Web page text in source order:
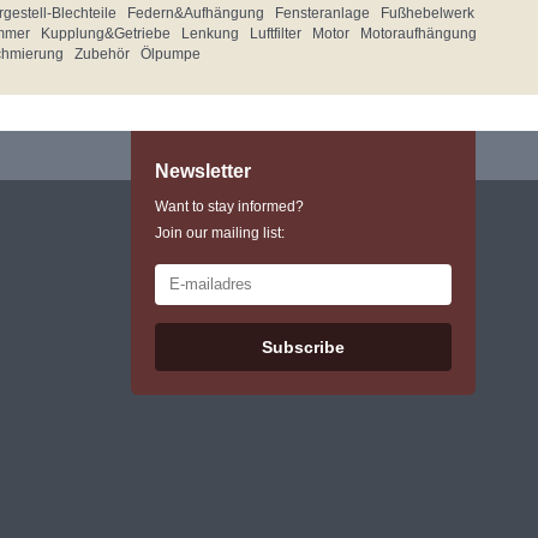
Blechteile Federn&Aufhängung Fensteranlage
Fußhebelwerk
Kupplung&Getriebe Lenkung Luftfilter Motor
Motoraufhängung
Zubehör Ölpumpe
Newsletter
Want to stay informed?
Join our mailing list:
Subscribe